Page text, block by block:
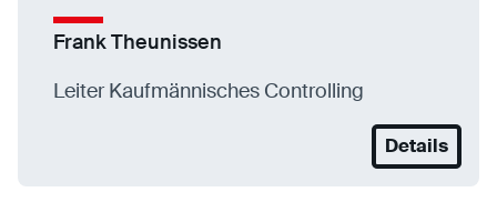
Frank Theunissen
Leiter Kaufmännisches Controlling
Details